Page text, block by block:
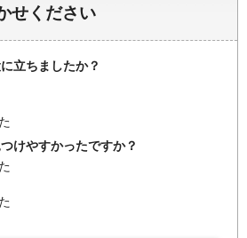
せください
立ちましたか？
けやすかったですか？